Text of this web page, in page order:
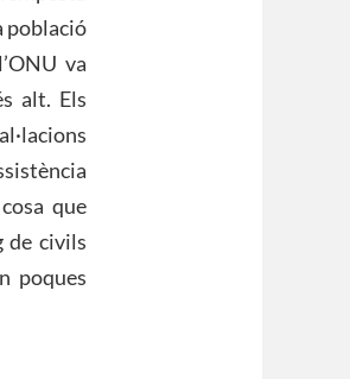
població
va
alt. Els
que
de civils
poques